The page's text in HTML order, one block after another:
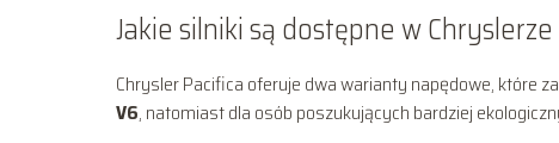
Jakie silniki są dostępne w Chryslerze
Chrysler Pacifica oferuje dwa warianty napędowe, które
V6, natomiast dla osób poszukujących bardziej